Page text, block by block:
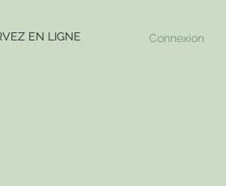
EN LIGNE Connexion